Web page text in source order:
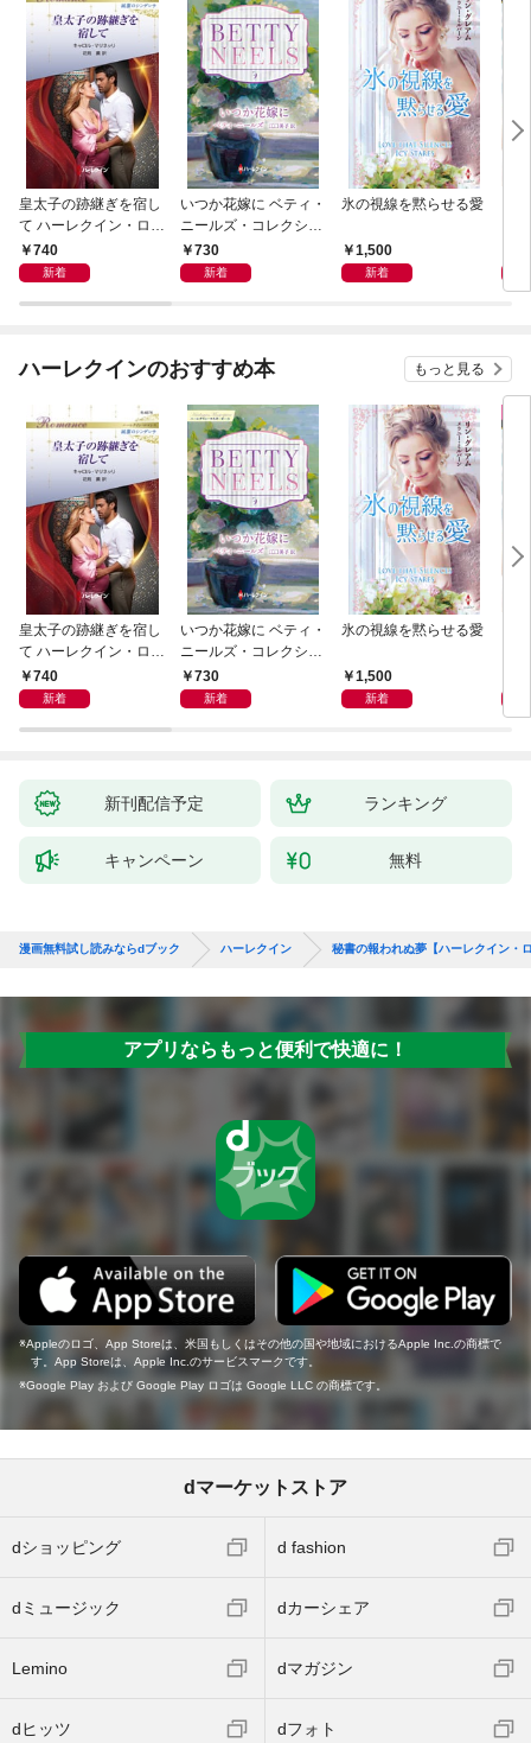
皇太子の跡継ぎを宿し
て ハーレクイン・ロマ
ンス～純潔のシンデレ
ラ～
740
新着
いつか花嫁に ベティ・
ニールズ・コレクショ
ン【ハーレクイン・マ
スターピース版】
730
新着
氷の視線を黙らせる愛
1,500
新着
ハーレクインのおすすめ本 もっと見る
皇太子の跡継ぎを宿し
て ハーレクイン・ロマ
ンス～純潔のシンデレ
ラ～
740
新着
いつか花嫁に ベティ・
ニールズ・コレクショ
ン【ハーレクイン・マ
スターピース版】
730
新着
氷の視線を黙らせる愛
1,500
新着
新刊配信予定 ランキング
キャンペーン 無料
漫画無料試し読みならdブック ハーレクイン 秘書の報われぬ夢【ハーレクイン・
アプリならもっと便利で快適に！
Appleのロゴ、App Storeは、米国もしくはその他の国や地域におけるApple Inc.の商標で
す。App Storeは、Apple Inc.のサービスマークです。
Google Play および Google Play ロゴは Google LLC の商標です。
dマーケットストア
dショッピング d fashion
dミュージック dカーシェア
Lemino dマガジン
dヒッツ dフォト